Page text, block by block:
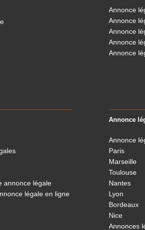
vous intéresse
sur le lien
Annonce
Annonce
Annonce
Annonce
Annonce
annonce légale
légale en ligne
Annonce
Annonce
Paris
Marseille
Toulouse
Nantes
Lyon
Bordeaux
Nice
Annonces